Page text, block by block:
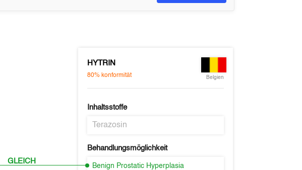
GLEICH
HYTRIN
80% konformität Belgien
Inhaltsstoffe
Terazosin
Behandlungsmöglichkeit
Benign Prostatic Hyperplasia